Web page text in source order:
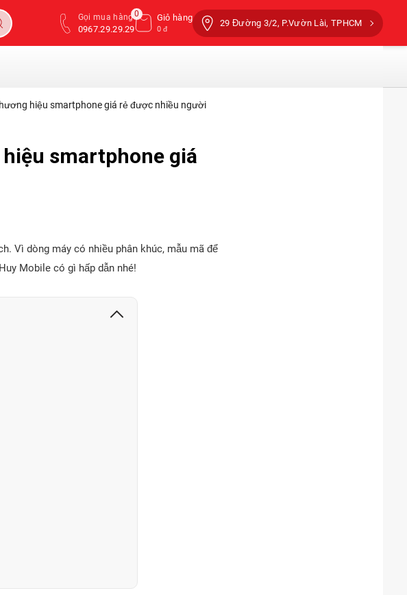
Gọi mua hàng
0967.29.29.29
Giỏ hàng
0 đ
0
29 Đường 3/2, P.Vườn Lài, TPHCM
hiệu smartphone giá rẻ được nhiều người
smartphone giá
Vì dòng máy có nhiều phân khúc, mẫu mã để
Mobile có gì hấp dẫn nhé!